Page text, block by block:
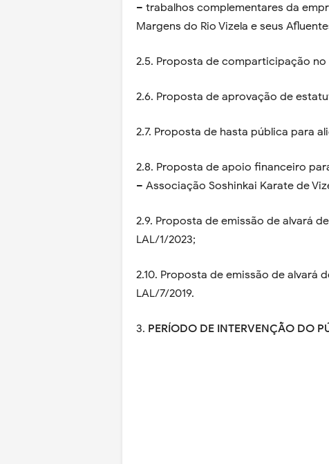
– trabalhos complementares da
Margens do Rio Vizela e seus
2.5. Proposta de comparticipação
2.6. Proposta de aprovação de
2.7. Proposta de hasta pública para
2.8. Proposta de apoio financeiro
– Associação Soshinkai Karate de
2.9. Proposta de emissão de alvará
LAL/1/2023;
2.10. Proposta de emissão de
LAL/7/2019.
3. PERÍODO DE INTERVENÇÃO DO